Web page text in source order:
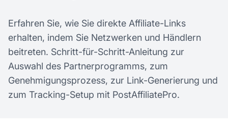
Erfahren Sie, wie Sie direkte Affiliate-Links
erhalten, indem Sie Netzwerken und Händlern
beitreten. Schritt-für-Schritt-Anleitung zur
Auswahl des Partnerprogramms, zum
Genehmigungsprozess, zur Link-Generierung und
zum Tracking-Setup mit PostAffiliatePro.